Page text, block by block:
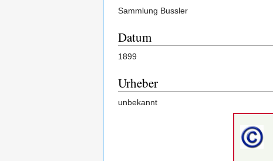
Sammlung Bussler
Datum
1899
Urheber
unbekannt